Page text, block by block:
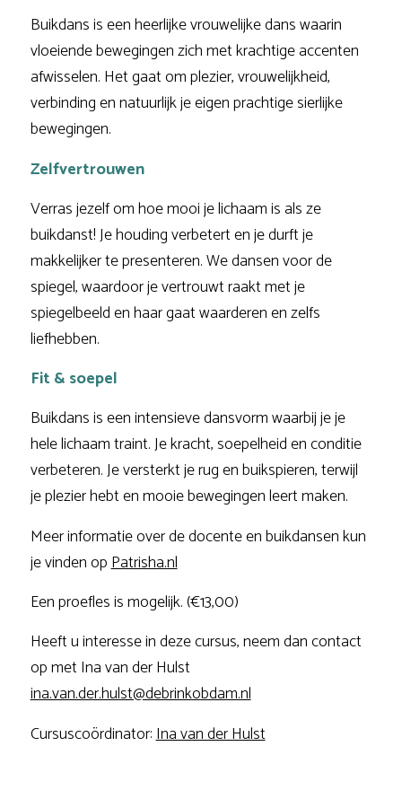
Buikdans is een heerlijke vrouwelijke dans waarin
vloeiende bewegingen zich met krachtige accenten
afwisselen. Het gaat om plezier, vrouwelijkheid,
verbinding en natuurlijk je eigen prachtige sierlijke
bewegingen.
Zelfvertrouwen
Verras jezelf om hoe mooi je lichaam is als ze
buikdanst! Je houding verbetert en je durft je
makkelijker te presenteren. We dansen voor de
spiegel, waardoor je vertrouwt raakt met je
spiegelbeeld en haar gaat waarderen en zelfs
liefhebben.
Fit & soepel
Buikdans is een intensieve dansvorm waarbij je je
hele lichaam traint. Je kracht, soepelheid en conditie
verbeteren. Je versterkt je rug en buikspieren, terwijl
je plezier hebt en mooie bewegingen leert maken.
Meer informatie over de docente en buikdansen kun
je vinden opPatrisha.nl
Een proefles is mogelijk. (€13,00)
Heeft u interesse in deze cursus, neem dan contact
op met Ina van der Hulst
ina.van.der.hulst@debrinkobdam.nl
Cursuscoördinator:Ina van der Hulst